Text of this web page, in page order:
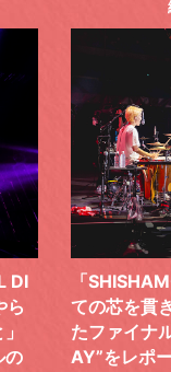
DI
ら
の
「
ての芯を貫
たファイナ
AY”をレポ